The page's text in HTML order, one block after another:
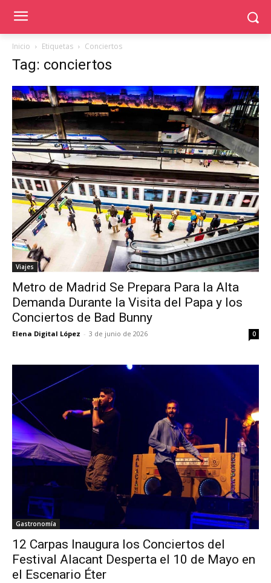
Inicio Etiquetas Conciertos
Tag: conciertos
Viajes
Metro de Madrid Se Prepara Para la Alta
Demanda Durante la Visita del Papa y los
Conciertos de Bad Bunny
Elena Digital López - 3 de junio de 2026 0
Gastronomía
12 Carpas Inaugura los Conciertos del
Festival Alacant Desperta el 10 de Mayo en
el Escenario Éter